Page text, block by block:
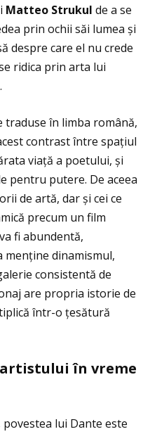
Matteo Strukul de a se
prin ochii săi lumea și
despre care el nu crede
ridica prin arta lui
traduse în limba română,
contrast între spaţiul
viaţă a poetului, și
pentru putere. De aceea
de artă, dar și cei ce
precum un film
fi abundentă,
dinamismul,
consistentă de
are propria istorie de
într-o ţesătură
în vreme
povestea lui Dante este